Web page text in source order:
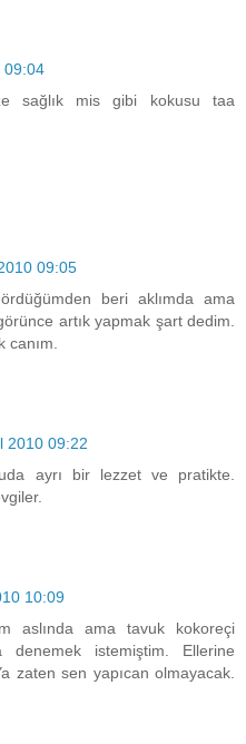
09:04
sağlık mis gibi kokusu taa
09:05
beri aklımda ama
artık yapmak şart dedim.
canım.
2010 09:22
ayrı bir lezzet ve pratikte.
10:09
aslında ama tavuk kokoreçi
denemek istemiştim. Ellerine
zaten sen yapıcan olmayacak.